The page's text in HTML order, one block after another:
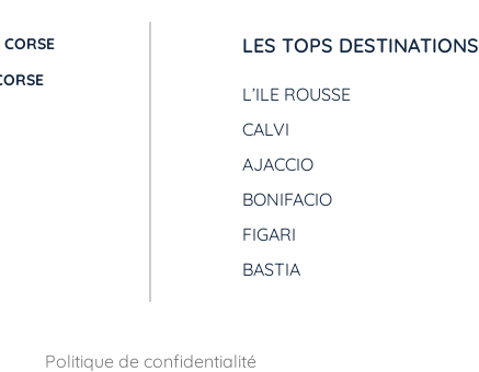
CORSE
LES TOPS DESTINATIONS
L’ILE ROUSSE
CALVI
AJACCIO
BONIFACIO
FIGARI
BASTIA
Politique de confidentialité